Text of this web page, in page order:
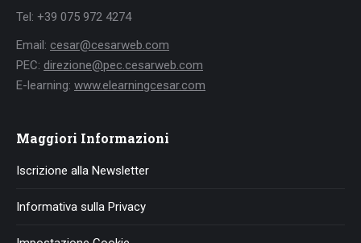
Tel: +39 075 972 4274
Email: cesar@cesarweb.com
PEC: direzione@pec.cesarweb.com
E-learning: www.elearningcesar.com
Maggiori Informazioni
Iscrizione alla Newsletter
Informativa sulla Privacy